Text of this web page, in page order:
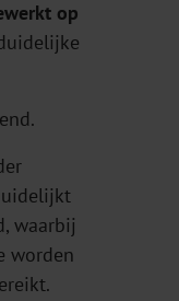
op
waarbij
worden